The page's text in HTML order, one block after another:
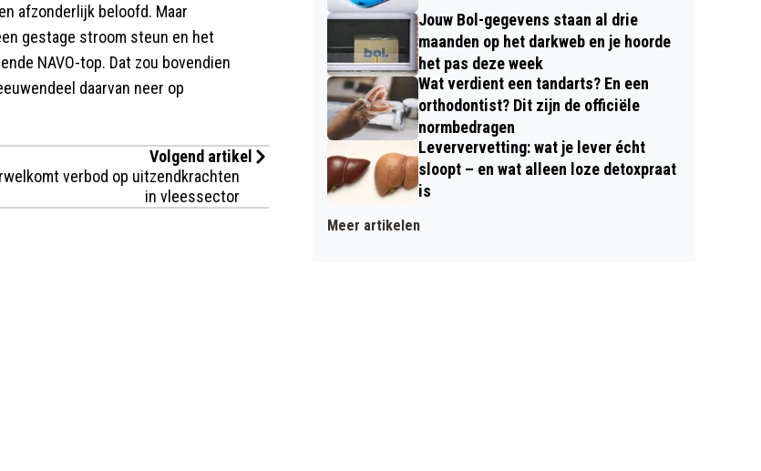
afzonderlijk beloofd. Maar
gestage stroom steun en het
NAVO-top. Dat zou bovendien
daarvan neer op
Volgend artikel
verbod op uitzendkrachten
in vleessector
Jouw Bol-gegevens staan al drie
maanden op het darkweb en je hoorde
het pas deze week
Wat verdient een tandarts? En een
orthodontist? Dit zijn de officiële
normbedragen
Leververvetting: wat je lever écht
sloopt – en wat alleen loze detoxpraat
is
Meer artikelen